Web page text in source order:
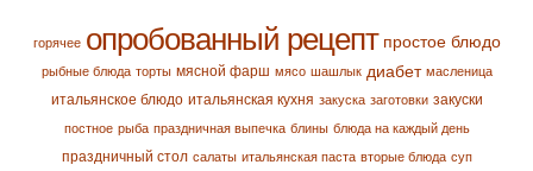
горячее опробованный рецепт простое блюдо
рыбные блюда торты мясной фарш мясо шашлык диабет масленица
итальянское блюдо итальянская кухня закуска заготовки закуски
постное рыба праздничная выпечка блины блюда на каждый день
праздничный стол салаты итальянская паста вторые блюда суп